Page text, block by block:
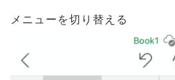
メニューを切り替える